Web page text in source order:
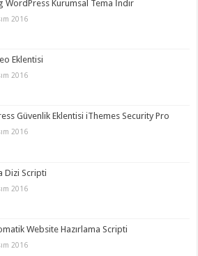
WordPress Kurumsal Tema İndir
2016
Eklentisi
2016
Güvenlik Eklentisi iThemes Security Pro
2016
Dizi Scripti
2016
Website Hazırlama Scripti
2016